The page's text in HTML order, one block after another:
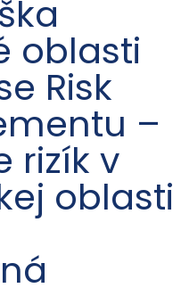
oblasti
Risk
–
rizík v
oblasti